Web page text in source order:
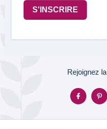
S'INSCRIRE
Rejoignez la